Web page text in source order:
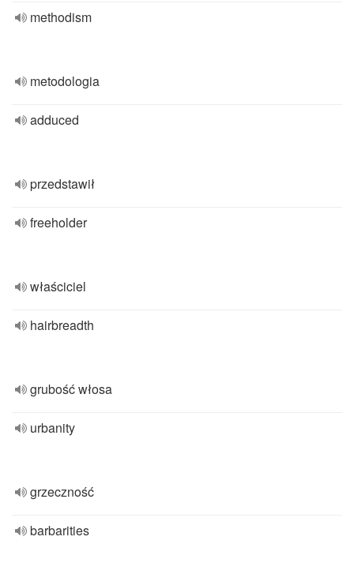
methodism
metodologia
adduced
przedstawił
freeholder
właściciel
hairbreadth
grubość włosa
urbanity
grzeczność
barbarities